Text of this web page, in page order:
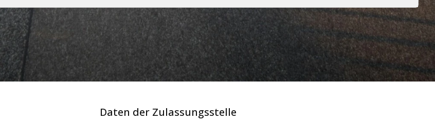
Daten der Zulassungsstelle